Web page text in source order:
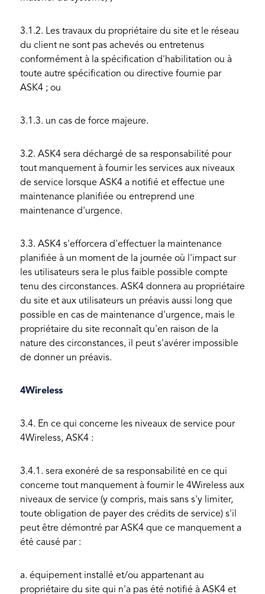
3.1.2. Les travaux du propriétaire du site et le réseau
du client ne sont pas achevés ou entretenus
conformément à la spécification d'habilitation ou à
toute autre spécification ou directive fournie par
ASK4 ; ou
3.1.3. un cas de force majeure.
3.2. ASK4 sera déchargé de sa responsabilité pour
tout manquement à fournir les services aux niveaux
de service lorsque ASK4 a notifié et effectue une
maintenance planifiée ou entreprend une
maintenance d'urgence.
3.3. ASK4 s'efforcera d'effectuer la maintenance
planifiée à un moment de la journée où l'impact sur
les utilisateurs sera le plus faible possible compte
tenu des circonstances. ASK4 donnera au propriétaire
du site et aux utilisateurs un préavis aussi long que
possible en cas de maintenance d'urgence, mais le
propriétaire du site reconnaît qu'en raison de la
nature des circonstances, il peut s'avérer impossible
de donner un préavis.
4Wireless
3.4. En ce qui concerne les niveaux de service pour
4Wireless, ASK4 :
3.4.1. sera exonéré de sa responsabilité en ce qui
concerne tout manquement à fournir le 4Wireless aux
niveaux de service (y compris, mais sans s'y limiter,
toute obligation de payer des crédits de service) s'il
peut être démontré par ASK4 que ce manquement a
été causé par :
a. équipement installé et/ou appartenant au
propriétaire du site qui n'a pas été notifié à ASK4 et